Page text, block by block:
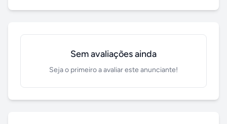
Sem avaliações ainda
Seja o primeiro a avaliar este anunciante!